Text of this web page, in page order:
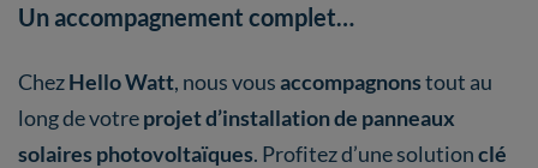
Un accompagnement complet…
ChezHello Watt, nous vousaccompagnonstout au
long de votreprojet d’installation de panneaux
solaires photovoltaïques. Profitez d’une solutionclé